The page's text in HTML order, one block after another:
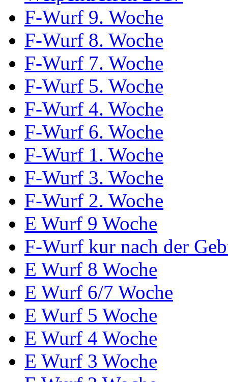
F-Wurf 9. Woche
F-Wurf 8. Woche
F-Wurf 7. Woche
F-Wurf 5. Woche
F-Wurf 4. Woche
F-Wurf 6. Woche
F-Wurf 1. Woche
F-Wurf 3. Woche
F-Wurf 2. Woche
E Wurf 9 Woche
F-Wurf kur nach der
E Wurf 8 Woche
E Wurf 6/7 Woche
E Wurf 5 Woche
E Wurf 4 Woche
E Wurf 3 Woche